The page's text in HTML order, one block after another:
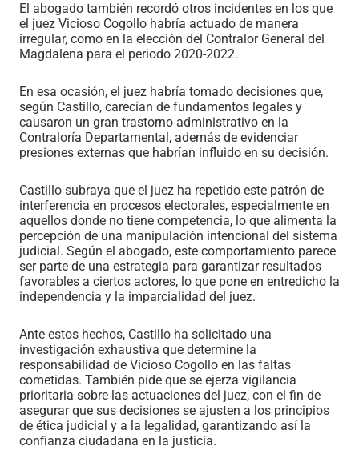
El abogado también recordó otros incidentes en los que
el juez Vicioso Cogollo habría actuado de manera
irregular, como en la elección del Contralor General del
Magdalena para el periodo 2020-2022.
En esa ocasión, el juez habría tomado decisiones que,
según Castillo, carecían de fundamentos legales y
causaron un gran trastorno administrativo en la
Contraloría Departamental, además de evidenciar
presiones externas que habrían influido en su decisión.
Castillo subraya que el juez ha repetido este patrón de
interferencia en procesos electorales, especialmente en
aquellos donde no tiene competencia, lo que alimenta la
percepción de una manipulación intencional del sistema
judicial. Según el abogado, este comportamiento parece
ser parte de una estrategia para garantizar resultados
favorables a ciertos actores, lo que pone en entredicho la
independencia y la imparcialidad del juez.
Ante estos hechos, Castillo ha solicitado una
investigación exhaustiva que determine la
responsabilidad de Vicioso Cogollo en las faltas
cometidas. También pide que se ejerza vigilancia
prioritaria sobre las actuaciones del juez, con el fin de
asegurar que sus decisiones se ajusten a los principios
de ética judicial y a la legalidad, garantizando así la
confianza ciudadana en la justicia.